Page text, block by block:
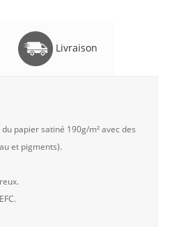
Livraison
papier satiné 190g/m² avec des
et pigments).